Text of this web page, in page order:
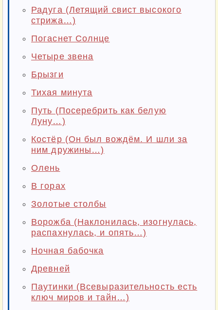
Радуга (Летящий свист высокого
стрижа…)
Погаснет Солнце
Четыре звена
Брызги
Тихая минута
Путь (Посеребрить как белую
Луну…)
Костёр (Он был вождём. И шли за
ним дружины…)
Олень
В горах
Золотые столбы
Ворожба (Наклонилась, изогнулась,
распахнулась, и опять…)
Ночная бабочка
Древней
Паутинки (Всевыразительность есть
ключ миров и тайн…)